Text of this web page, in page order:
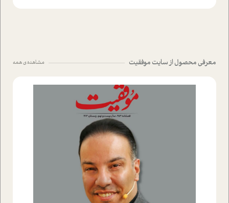
معرفی محصول از سایت موفقیت مشاهده ی همه